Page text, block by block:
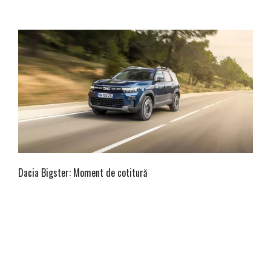
Dacia Bigster: Moment de cotitură